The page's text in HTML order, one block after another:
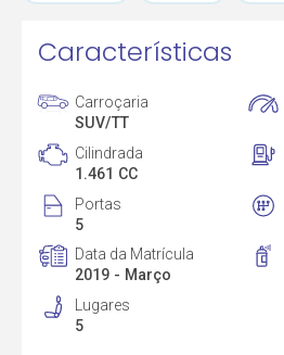
Características
Carroçaria
SUV/TT
Cilindrada
1.461 CC
Portas
5
Data da Matrícula
2019 - Março
Lugares
5